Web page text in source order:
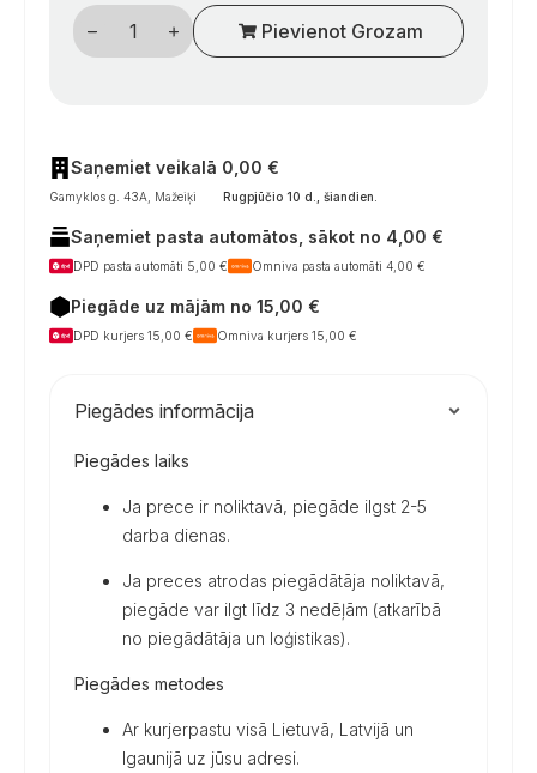
Kampinė
dujų
jungtis
kemperiams
daudzums
Pievienot Grozam
Saņemiet veikalā 0,00 €
Gamyklos g. 43A, Mažeiķi Rugpjūčio 10 d., šiandien
Saņemiet pasta automātos, sākot no 4,00 €
DPD pasta automāti 5,00 € Omniva pasta automāti 4,00 €
Piegāde uz mājām no 15,00 €
DPD kurjers 15,00 € Omniva kurjers 15,00 €
Piegādes informācija
Piegādes laiks
Ja prece ir noliktavā, piegāde ilgst 2-5
darba dienas.
Ja preces atrodas piegādātāja noliktavā,
piegāde var ilgt līdz 3 nedēļām (atkarībā
no piegādātāja un loģistikas).
Piegādes metodes
Ar kurjerpastu visā Lietuvā, Latvijā un
Igaunijā uz jūsu adresi.